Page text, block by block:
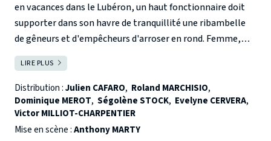
en vacances dans le Lubéron, un haut fonctionnaire doit
supporter dans son havre de tranquillité une ribambelle
de gêneurs et d'empêcheurs d'arroser en rond. Femme,
enfant et belle-mère au premier rang, beau-frère et belle-
soeur en cadeau bonus. S'ajoutent à l'équipe une terrible
canicule et une mère restée seule dans son appartement à
Paris.
Le cocktail est bouillant, voire explosif... Avec cette
LIRE PLUS
Distribution :Julien CAFARO, Roland MARCHISIO,
Dominique MEROT, Ségolène STOCK, Evelyne CERVERA,
Victor MILLIOT-CHARPENTIER
Mise en scène :Anthony MARTY